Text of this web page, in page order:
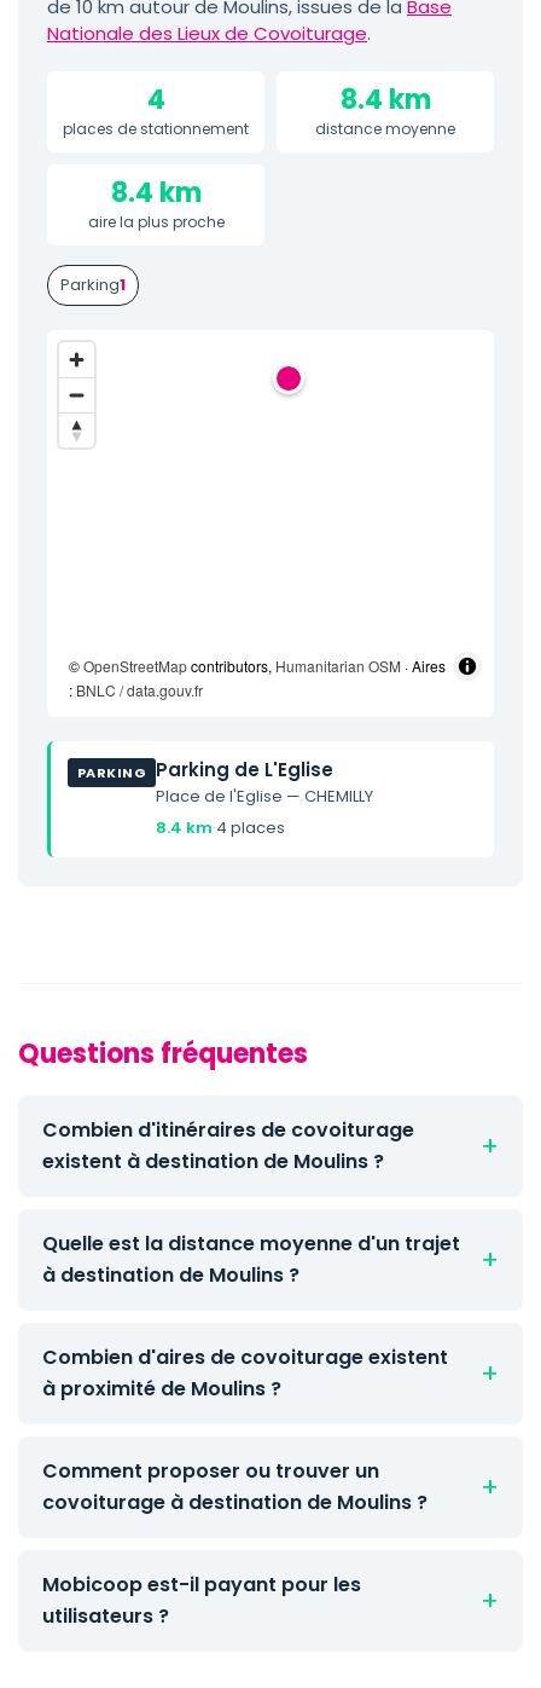
de 10 km autour de Moulins, issues de la Base
Nationale des Lieux de Covoiturage.
4
places de stationnement
8.4 km
distance moyenne
8.4 km
aire la plus proche
Parking1
©OpenStreetMapcontributors, Humanitarian OSM · Aires
: BNLC / data.gouv.fr
PARKING Parking de L'Eglise
Place de l'Eglise — CHEMILLY
8.4 km·4 places
Questions fréquentes
Combien d'itinéraires de covoiturage
existent à destination de Moulins ?
Quelle est la distance moyenne d'un trajet
à destination de Moulins ?
Combien d'aires de covoiturage existent
à proximité de Moulins ?
Comment proposer ou trouver un
covoiturage à destination de Moulins ?
Mobicoop est-il payant pour les
utilisateurs ?